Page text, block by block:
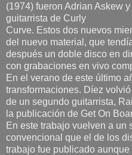
(1974) fueron Adrian Askew
guitarrista de Curly
Curve. Estos dos nuevos
del nuevo material, que
después un doble disco en
con grabaciones en vivo
En el verano de este último
transformaciones. Díez
de un segundo guitarrista,
la publicación de Get On
En este trabajo vuelven a un
convencional que el de los
trabajo fue publicado